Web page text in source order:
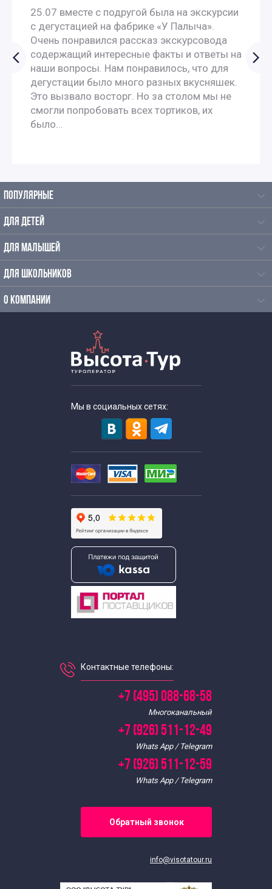
Экскурсии по интересным местам по Москве
Исторические экскурсии по Москве
Историко-краеведческие экскурсии
Комбинированные экскурсии по Москве
Пешеходные экскурсии по Москве
Пешеходные авторские экскурсии по Москве
Экскурсии по Москве в будние дни
Необычные экскурсии на выходные
25.07 вместе с подругой была на экскурсии
с дегустацией на фабрике «У Палыча».
Очень понравился рассказ экскурсовода
содержащий интересные факты и ответы на
наши вопросы. Нам понравилось, что для
дегустации было много разных вкусняшек.
Это вызвало восторг. Но за столом мы не
смогли попробовать всех тортиков, их
было...
ПОПУЛЯРНЫЕ
ДЛЯ ДЕТЕЙ
ДЛЯ МАЛЫШЕЙ
ДЛЯ ШКОЛЬНИКОВ
О КОМПАНИИ
Мы в социальных сетях:
Контактные телефоны:
+7 (495) 088-68-58
Многоканальный
+7 (926) 511-12-49
Whats App / Telegram
+7 (926) 511-12-59
Whats App / Telegram
Обратный звонок
info@visotatour.ru